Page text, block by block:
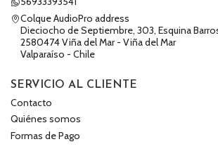
Colque AudioPro address
Dieciocho de Septiembre, 303, Esquina
2580474 Viña del Mar - Viña del Mar
Valparaíso - Chile
SERVICIO AL CLIENTE
Contacto
Quiénes somos
Formas de Pago